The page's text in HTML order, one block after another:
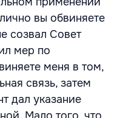
вы обвиняете
созвал Совет
мер по
меня в том,
связь, затем
дал указание